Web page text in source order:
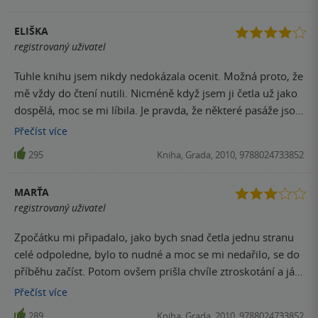
ELIŠKA
registrovaný uživatel
Tuhle knihu jsem nikdy nedokázala ocenit. Možná proto, že
mě vždy do čtení nutili. Nicméně když jsem ji četla už jako
dospělá, moc se mi líbila. Je pravda, že některé pasáže jsou
zdlouhavé a až moc popisné, ale určitě to není takové
utrpení, jak jsem si myslela. Myslím, že každý si v této
knize najdete to své.
Přečíst více
295 Kniha, Grada, 2010, 9788024733852
MARŤA
registrovaný uživatel
Zpočátku mi připadalo, jako bych snad četla jednu stranu
celé odpoledne, bylo to nudné a moc se mi nedařilo, se do
příběhu začíst. Potom ovšem prišla chvíle ztroskotání a já
se cítila ve svém živlu. Krásně popsané pěstování vlastní
pšenice a pečení prvního chleba. Od té doby si knihu vždy
Přečíst více